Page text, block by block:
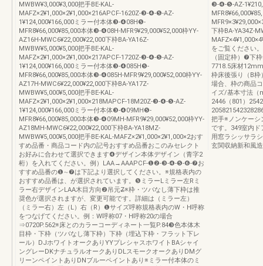
MWBW¥3,000¥3,000把手BE-KAL-
MAFZ×2¥1,000×2¥1,000×216APCF-1620Z-❸-❹-❺-AZ-
1¥124,000¥166,000ミラー付本体❸-❹08H❺-
MFR8¥66,000¥85,000本体❸-❹08H-MFR9¥29,000¥52,000枠YY-
AZ16H-MWC6¥22,000¥22,000下枠BA-YA16Z-
MWBW¥5,000¥5,000把手BE-KAL-
MAFZ×2¥1,000×2¥1,000×217APCF-1720Z-❸-❹-❺-AZ-
1¥124,000¥166,000ミラー付本体❸-❹085H❺-
MFR8¥66,000¥85,000本体❸-❹085H-MFR9¥29,000¥52,000枠YY-
AZ17H-MWC6¥22,000¥22,000下枠BA-YA17Z-
MWBW¥5,000¥5,000把手BE-KAL-
MAFZ×2¥1,000×2¥1,000×218MAPCF-18M20Z-❸-❹-❺-AZ-
1¥124,000¥166,000ミラー付本体❸-❹09MH❺-
MFR8¥66,000¥85,000本体❸-❹09MH-MFR9¥29,000¥52,000枠YY-
AZ18MH-MWC6¥22,000¥22,000下枠BA-YA18MZ-
MWBW¥5,000¥5,000把手BE-KAL-MAFZ×2¥1,000×2¥1,000×2おす
すめ品番・商品コード内の記号おすすめ品番おこのみセレクト
お好みに合わせて選択できます❹デザイン本体デザイン（青字2
桁）を入れてください。例）LAA→AAAPCF-❶❷-❸-❹-❺-❻-❼お
すすめ品番の❶∼❼は下記より選択してください。※規格表内の
おすすめ品番は、が選択されています。❺ミラーLミラー左Rミ
ラー右デザインLAA木目方向❷吊元Z̶※枠・ツバなし薄下枠は推
奨色が選択されますが、変更可能です。詳細は（ミラー左）
（ミラー右）左（L）右（R）❶サイズ呼称規格表内のW・H呼称
をつなげてください。例：W呼称07・H呼称20の場合
⇒0720P.562※床とのカラーコーディネート一覧P.84❸色本体木
目枠・下枠（ツバなし薄下枠）下枠（埋込下枠・フラット下レ
ール）DJホワイトオークありYYプレシャスホワイトBAシャイ
ングレーDKナチュラルオークありDLスモークオークありDMグ
リーンペイントありDNブルーペイントあり※ミラー付本体のミ
❸-❹-❺-AZ-
下枠BA-YA34Z-
をご覧ください
（固定枠）❼下
7718.5床材
枠床後張り（B
場合、枠の商品
イズ/基本寸法（
2446（801）
把手※ノンケーシ
です。349室内ド
用窓ラシッサラ
玄関収納新和風